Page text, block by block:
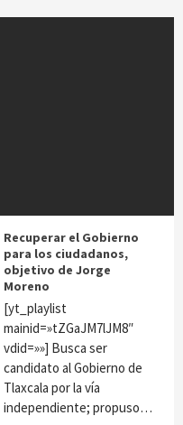
Recuperar el Gobierno
para los ciudadanos,
objetivo de Jorge
Moreno
[yt_playlist
mainid=»tZGaJM7lJM8″
vdid=»»] Busca ser
candidato al Gobierno de
Tlaxcala por la vía
independiente; propuso…